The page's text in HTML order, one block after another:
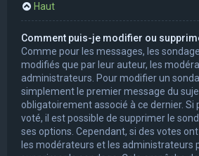
Haut
Comment puis-je modifier ou
Comme pour les messages, les
modifiés que par leur auteur, les
administrateurs. Pour modifier un
simplement le premier message du
obligatoirement associé à ce dernier. Si
voté, il est possible de supprimer le
ses options. Cependant, si des votes
les modérateurs et les administrateurs